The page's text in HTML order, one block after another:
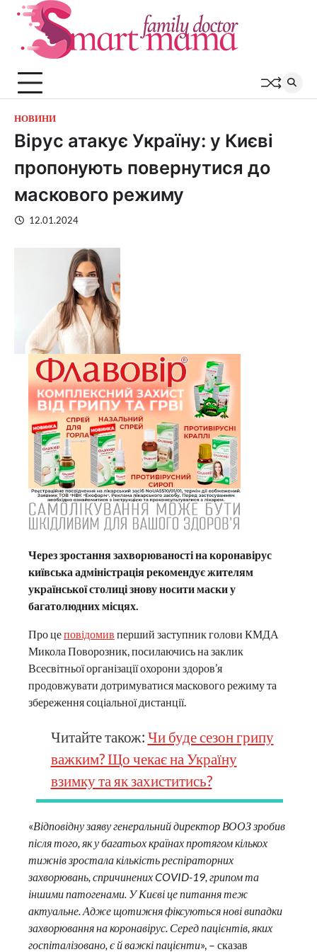
Перейти
НОВИНИ
Вірус атакує Україну: у Києві
пропонують повернутися до
маскового режиму
12.01.2024
Через зростання захворюваності на коронавірус
київська адміністрація рекомендує жителям
української столиці знову носити маски у
багатолюдних місцях.
Про цеповідомив перший заступник голови КМДА
Микола Поворозник, посилаючись на заклик
Всесвітньої організації охорони здоров’я
продовжувати дотримуватися маскового режиму та
збереження соціальної дистанції.
Читайте також: Чи буде сезон грипу
важким? Що чекає на Україну
взимку та як захиститись?
«Відповідну заяву генеральний директор ВООЗ зробив
після того, як у багатьох країнах протягом кількох
тижнів зростала кількість респіраторних
захворювань, спричинених COVID-19, грипом та
іншими патогенами. У Києві це питання теж
актуальне. Адже щотижня фіксуються нові випадки
захворювання на коронавірус. Серед пацієнтів, яких
госпіталізовано, є й важкі пацієнти», – сказав